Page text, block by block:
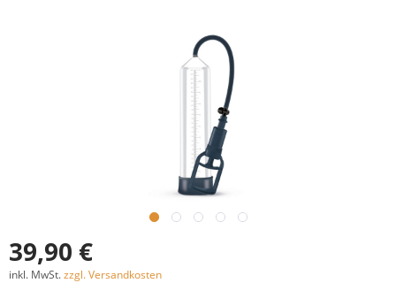
39,90 €
inkl. MwSt.zzgl. Versandkosten